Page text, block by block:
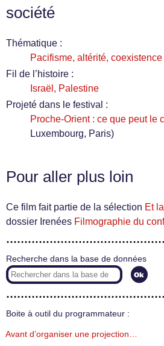
société
Thématique :
Pacifisme, altérité, coexistence
Fil de l’histoire :
Israël, Palestine
Projeté dans le festival :
Proche-Orient : ce que peut le
Luxembourg, Paris)
Pour aller plus loin
Ce film fait partie de la sélection Et
dossier Irenées Filmographie du
Recherche dans la base de données
Boite à outil du programmateur :
Avant d’organiser une projection…